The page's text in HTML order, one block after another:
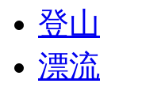
登山
漂流